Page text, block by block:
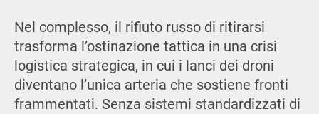
Nel complesso, il rifiuto russo di ritirarsi
trasforma l’ostinazione tattica in una crisi
logistica strategica, in cui i lanci dei droni
diventano l’unica arteria che sostiene fronti
frammentati. Senza sistemi standardizzati di